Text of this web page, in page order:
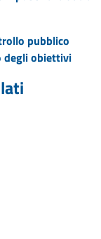
pubblico
degli obiettivi